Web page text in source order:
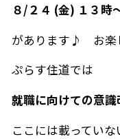
８/２４ (金) １３
があります♪ お楽
ぷらす住道では
就職に向けての意識
ここには載っていな